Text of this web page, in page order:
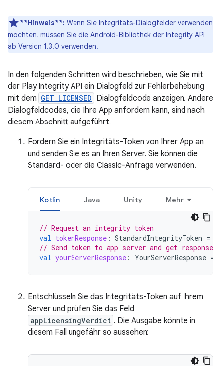
**Hinweis**: Wenn Sie Integritäts-Dialogfelder verwenden
möchten, müssen Sie die Android-Bibliothek der Integrity API
ab Version 1.3.0 verwenden.
In den folgenden Schritten wird beschrieben, wie Sie mit
der Play Integrity API ein Dialogfeld zur Fehlerbehebung
mit dem GET_LICENSED Dialogfeldcode anzeigen. Andere
Dialogfeldcodes, die Ihre App anfordern kann, sind nach
diesem Abschnitt aufgeführt.
Fordern Sie ein Integritäts-Token von Ihrer App an
und senden Sie es an Ihren Server. Sie können die
Standard- oder die Classic-Anfrage verwenden.
Kotlin Java Unity Mehr
// Request an integrity token
val tokenResponse : StandardIntegrityToken =
// Send token to app server and get response
val yourServerResponse : YourServerResponse =
Entschlüsseln Sie das Integritäts-Token auf Ihrem
Server und prüfen Sie das Feld
appLicensingVerdict . Die Ausgabe könnte in
diesem Fall ungefähr so aussehen: